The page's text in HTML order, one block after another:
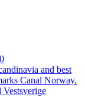
and best
Canal Norway.